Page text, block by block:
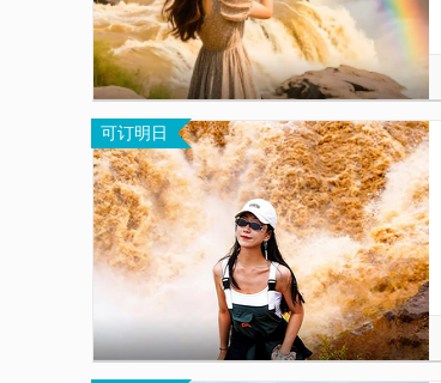
可订明日